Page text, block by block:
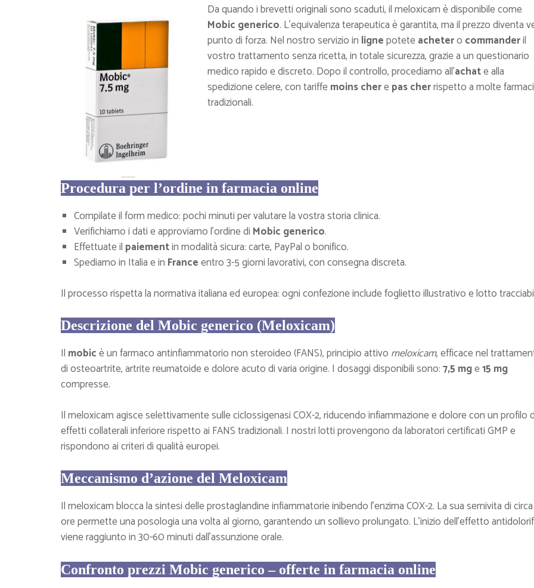
Da quando i brevetti originali sono scaduti, il meloxicam è disponibile come
Mobic generico. L’equivalenza terapeutica è garantita, ma il prezzo diventa
punto di forza. Nel nostro servizio in lignepoteteachetero commanderil
vostro trattamento senza ricetta, in totale sicurezza, grazie a un questionario
medico rapido e discreto. Dopo il controllo, procediamo all’achate alla
spedizione celere, con tariffemoins cherepas cherrispetto a molte
tradizionali.
Procedura per l’ordine in farmacia online
Compilate il form medico: pochi minuti per valutare la vostra storia clinica.
Verifichiamo i dati e approviamo l’ordine di Mobic generico.
Effettuate il paiementin modalità sicura: carte, PayPal o bonifico.
Spediamo in Italia e in Franceentro 3-5 giorni lavorativi, con consegna discreta.
Il processo rispetta la normativa italiana ed europea: ogni confezione include foglietto illustrativo e lotto
Descrizione del Mobic generico (Meloxicam)
Il mobicè un farmaco antinfiammatorio non steroideo (FANS), principio attivo meloxicam, efficace nel
di osteoartrite, artrite reumatoide e dolore acuto di varia origine. I dosaggi disponibili sono:7,5 mge15 mg
compresse.
Il meloxicam agisce selettivamente sulle ciclossigenasi COX-2, riducendo infiammazione e dolore con un profilo
effetti collaterali inferiore rispetto ai FANS tradizionali. I nostri lotti provengono da laboratori certificati GMP e
rispondono ai criteri di qualità europei.
Meccanismo d’azione del Meloxicam
Il meloxicam blocca la sintesi delle prostaglandine infiammatorie inibendo l’enzima COX-2. La sua semivita di
ore permette una posologia una volta al giorno, garantendo un sollievo prolungato. L’inizio dell’effetto
viene raggiunto in 30-60 minuti dall’assunzione orale.
Confronto prezzi Mobic generico – offerte in farmacia online